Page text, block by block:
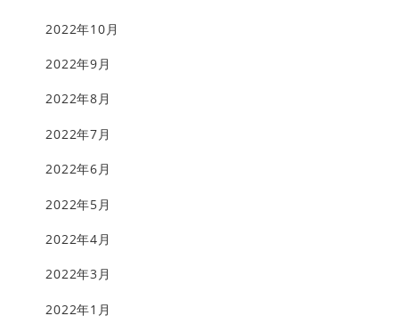
2022年10月
2022年9月
2022年8月
2022年7月
2022年6月
2022年5月
2022年4月
2022年3月
2022年1月